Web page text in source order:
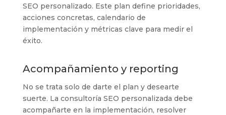
SEO personalizado. Este plan define prioridades,
acciones concretas, calendario de
implementación y métricas clave para medir el
éxito.
Acompañamiento y reporting
No se trata solo de darte el plan y desearte
suerte. La consultoría SEO personalizada debe
acompañarte en la implementación, resolver